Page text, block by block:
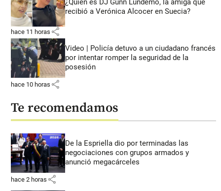
¿Quién es DJ Gunn Lundemo, la amiga que
recibió a Verónica Alcocer en Suecia?
hace 11 horas share
Video | Policía detuvo a un ciudadano francés
por intentar romper la seguridad de la
posesión
hace 10 horas share
Te recomendamos
De la Espriella dio por terminadas las
negociaciones con grupos armados y
anunció megacárceles
hace 2 horas share